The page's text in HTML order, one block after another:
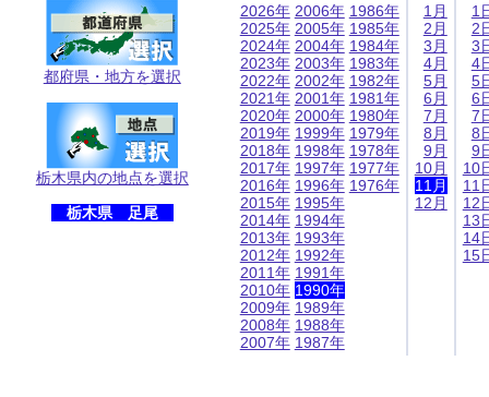
都府県・地方を選択
栃木県内の地点を選択
栃木県 足尾
2026年
2025年
2024年
2023年
2022年
2021年
2020年
2019年
2018年
2017年
2016年
2015年
2014年
2013年
2012年
2011年
2010年
2009年
2008年
2007年
2006年
2005年
2004年
2003年
2002年
2001年
2000年
1999年
1998年
1997年
1996年
1995年
1994年
1993年
1992年
1991年
1990年
1989年
1988年
1987年
1986年
1985年
1984年
1983年
1982年
1981年
1980年
1979年
1978年
1977年
1976年
1月
2月
3月
4月
5月
6月
7月
8月
9月
10月
11月
12月
1
2
3
4
5
6
7
8
9
10
11
12
13
14
15